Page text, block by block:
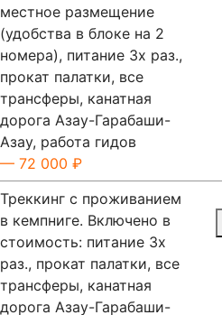
местное размещение
(удобства в блоке на 2
номера), питание 3х раз.,
прокат палатки, все
трансферы, канатная
дорога Азау-Гарабаши-
Азау, работа гидов
— 72 000 ₽
Треккинг с проживанием
в кемпниге. Включено в
стоимость: питание 3х
раз., прокат палатки, все
трансферы, канатная
дорога Азау-Гарабаши-